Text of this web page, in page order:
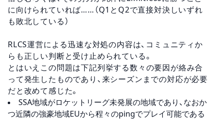
に向けられていれば……（Q1とQ2で直接対決しいずれ
も敗北している）
RLCS運営による迅速な対処の内容は、コミュニティか
らも正しい判断と受け止められている。
とはいえこの問題は下記列挙する数々の要因が絡み合
って発生したものであり、来シーズンまでの対応が必要
だと改めて感じた。
SSA地域がロケットリーグ未発展の地域であり、なおか
つ近隣の強豪地域EUから程々のpingでプレイ可能である